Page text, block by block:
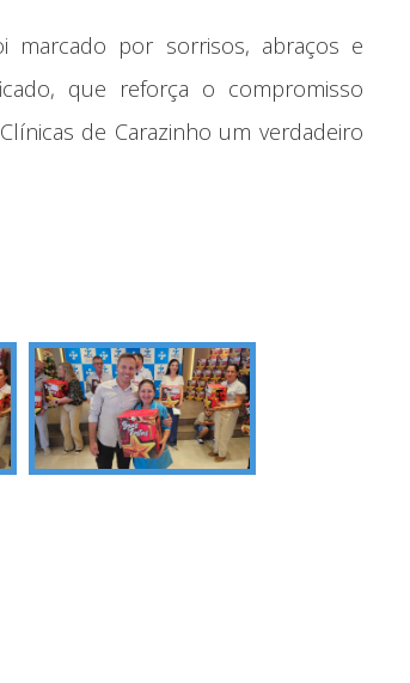
por sorrisos, abraços e
que reforça o compromisso
de Carazinho um verdadeiro